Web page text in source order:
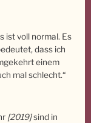
ist voll normal. Es
dass ich
einem
mal schlecht.“
[2019]sind in